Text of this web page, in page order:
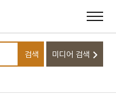
를 입력하세요
검색 미디어 검색